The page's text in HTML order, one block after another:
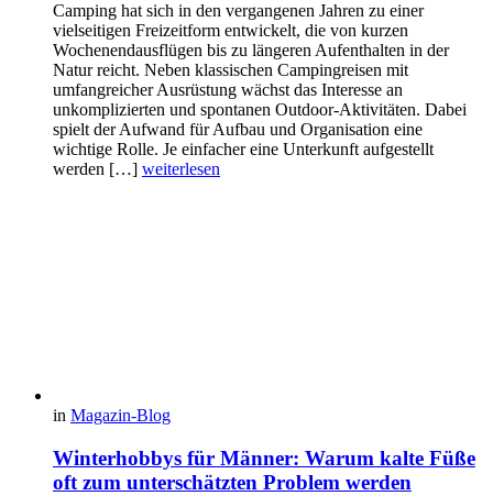
Camping hat sich in den vergangenen Jahren zu einer
vielseitigen Freizeitform entwickelt, die von kurzen
Wochenendausflügen bis zu längeren Aufenthalten in der
Natur reicht. Neben klassischen Campingreisen mit
umfangreicher Ausrüstung wächst das Interesse an
unkomplizierten und spontanen Outdoor-Aktivitäten. Dabei
spielt der Aufwand für Aufbau und Organisation eine
wichtige Rolle. Je einfacher eine Unterkunft aufgestellt
werden […] weiterlesen
in Magazin-Blog
Winterhobbys für Männer: Warum kalte Füße
oft zum unterschätzten Problem werden